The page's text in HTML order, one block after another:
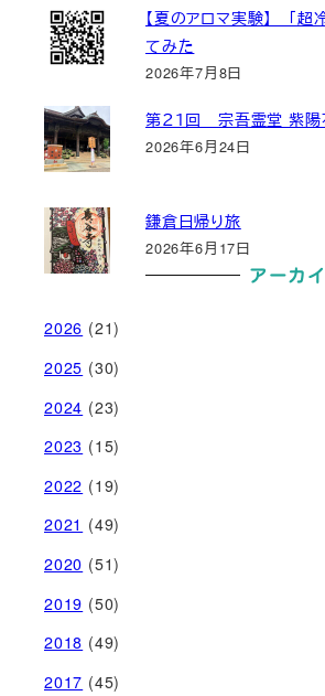
【夏のアロマ実験】 「超
てみた
2026年7月8日
第２１回 宗吾霊堂 紫陽
2026年6月24日
鎌倉日帰り旅
2026年6月17日
アーカ
2026 (21)
2025 (30)
2024 (23)
2023 (15)
2022 (19)
2021 (49)
2020 (51)
2019 (50)
2018 (49)
2017 (45)